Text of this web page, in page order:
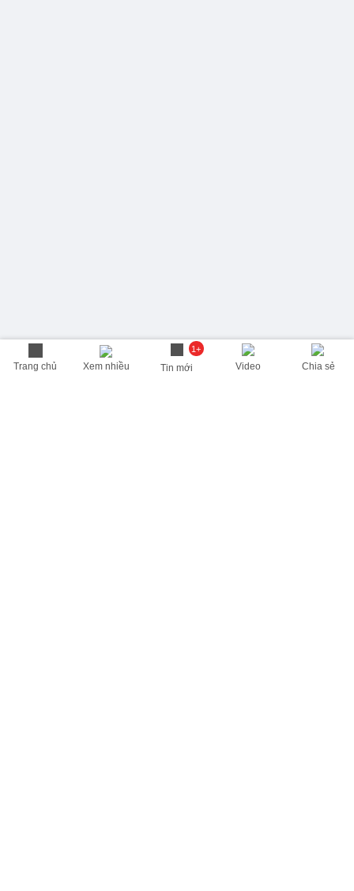
Trang chủ Xem nhiều
1+
Tin mới Video Chia sẻ